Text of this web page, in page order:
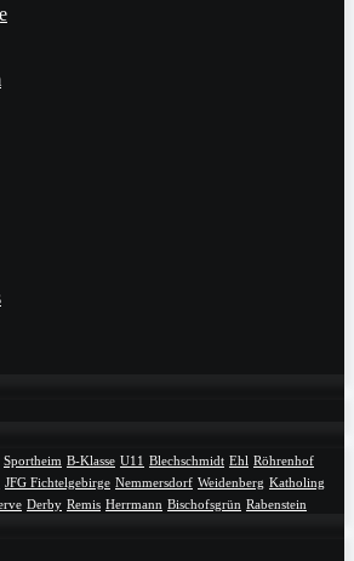
Sportheim B-Klasse U11 Blechschmidt Ehl Röhrenhof
JFG Fichtelgebirge Nemmersdorf Weidenberg Katholing
Derby Remis Herrmann Bischofsgrün Rabenstein